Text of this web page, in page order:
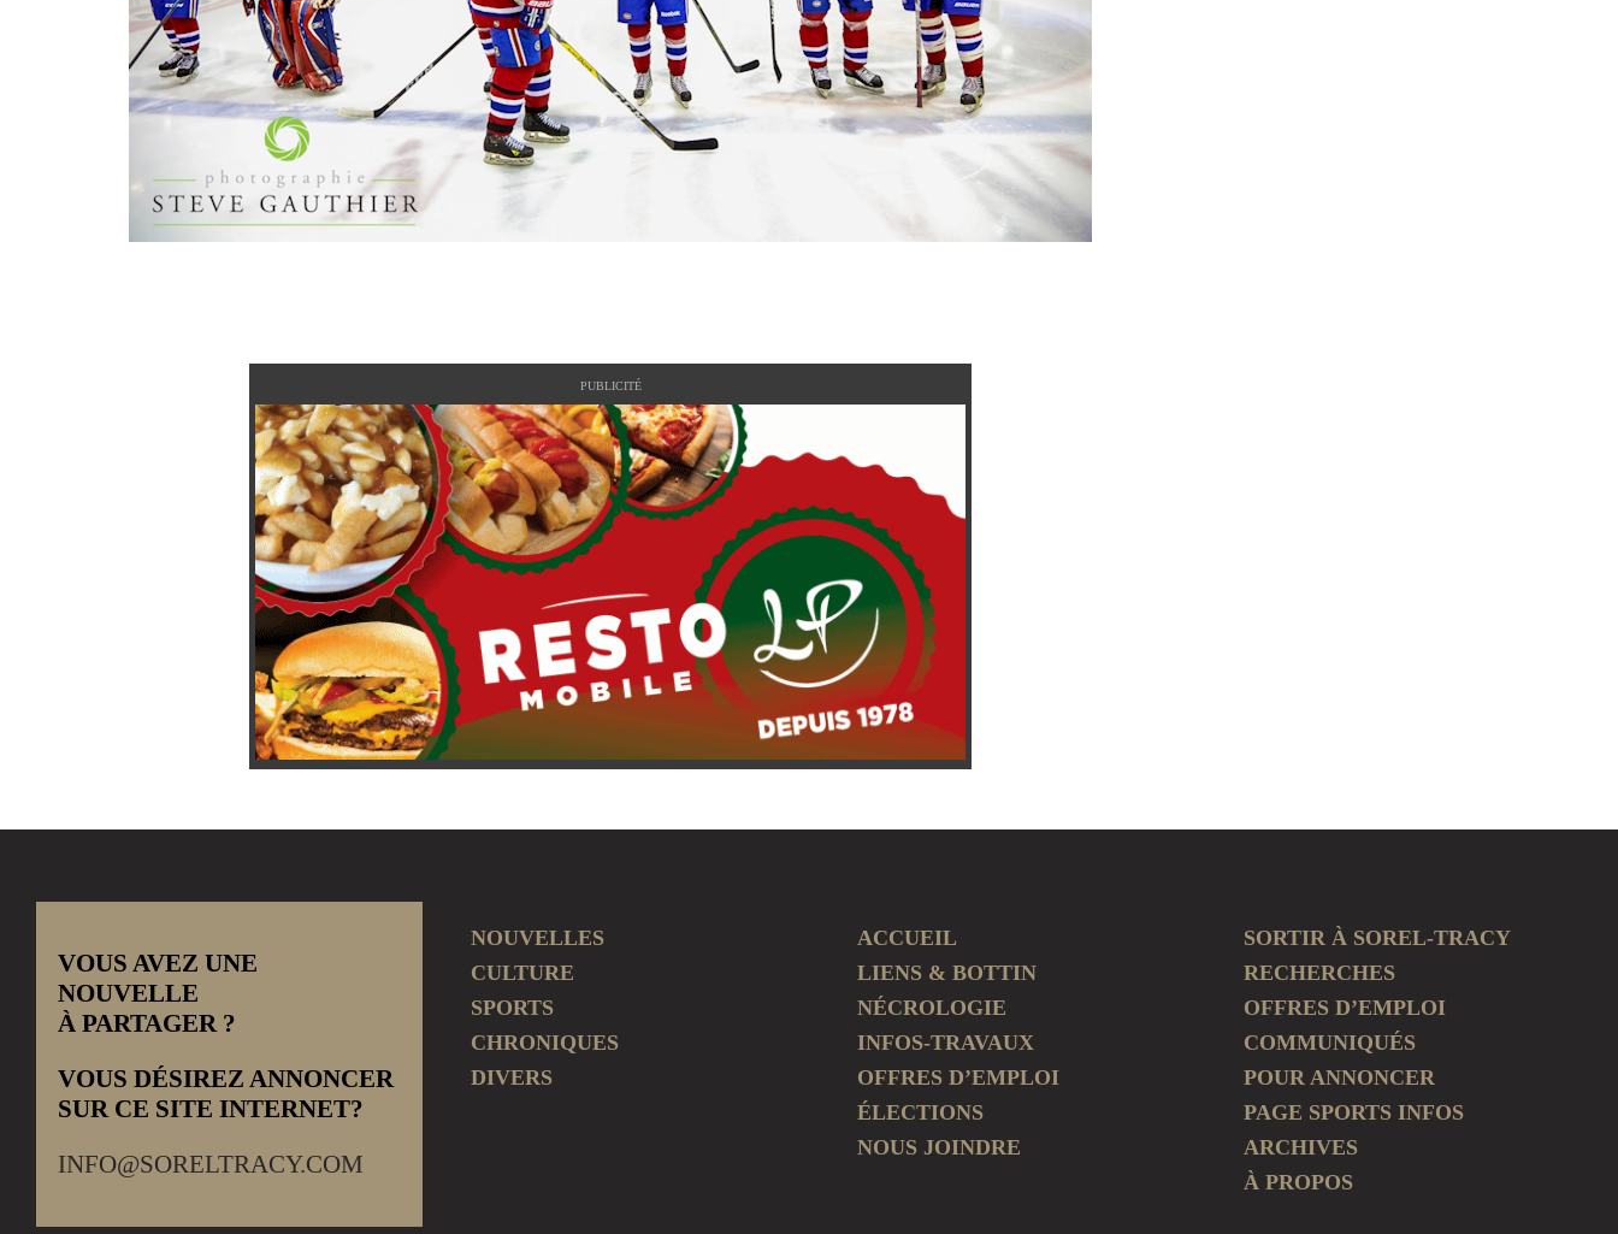
PUBLICITÉ
VOUS AVEZ UNE
NOUVELLE
À PARTAGER ?
VOUS DÉSIREZ ANNONCER
SUR CE SITE INTERNET?
INFO@SORELTRACY.COM
NOUVELLES
CULTURE
SPORTS
CHRONIQUES
DIVERS
ACCUEIL
LIENS & BOTTIN
NÉCROLOGIE
INFOS-TRAVAUX
OFFRES D’EMPLOI
ÉLECTIONS
NOUS JOINDRE
SORTIR À SOREL-TRACY
RECHERCHES
OFFRES D’EMPLOI
COMMUNIQUÉS
POUR ANNONCER
PAGE SPORTS INFOS
ARCHIVES
À PROPOS